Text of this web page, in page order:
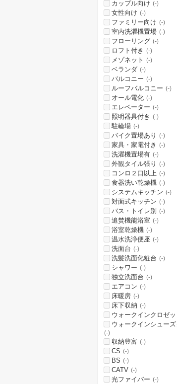
カップル向け (-)
女性向け (-)
ファミリー向け (-)
室内洗濯機置場 (-)
フローリング (-)
ロフト付き (-)
メゾネット (-)
ベランダ (-)
バルコニー (-)
ルーフバルコニー (-)
オール電化 (-)
エレベーター (-)
照明器具付き (-)
駐輪場 (-)
バイク置場あり (-)
家具・家電付き (-)
洗濯機置場有 (-)
外観タイル張り (-)
コンロ２口以上 (-)
食器洗い乾燥機 (-)
システムキッチン (-)
対面式キッチン (-)
バス・トイレ別 (-)
追焚機能浴室 (-)
浴室乾燥機 (-)
温水洗浄便座 (-)
洗面台 (-)
洗髪洗面化粧台 (-)
シャワー (-)
独立洗面台 (-)
エアコン (-)
床暖房 (-)
床下収納 (-)
ウォークインクロゼッ
ウォークインシューズ
(-)
収納豊富 (-)
CS (-)
BS (-)
CATV (-)
光ファイバー (-)